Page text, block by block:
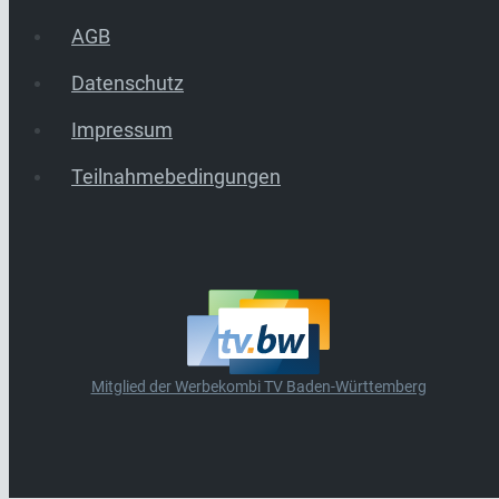
AGB
Datenschutz
Impressum
Teilnahmebedingungen
Mitglied der Werbekombi TV Baden-Württemberg